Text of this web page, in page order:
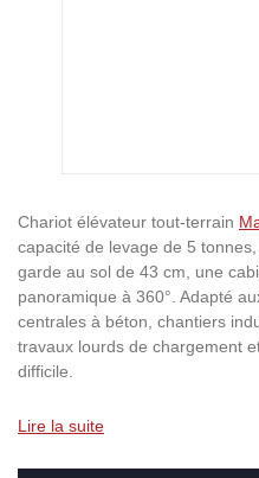
Chariot élévateur tout-terrain
capacité de levage de 5
garde au sol de 43 cm, une
panoramique à 360°. Adapté
centrales à béton, chantiers
travaux lourds de chargement
difficile.
Lire la suite